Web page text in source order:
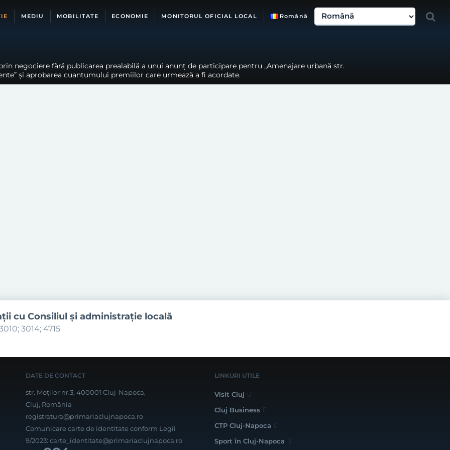
MEDIU MOBILITATE ECONOMIE MONITORUL OFICIAL LOCAL Română
negociere fără publicarea prealabilă a unui anunț de participare pentru „Amenajare urbană str.
și aprobarea cuantumului premiilor care urmează a fi acordate.
cu Consiliul şi administraţie locală
3014; 4715
DATE DE CONTACT
str. Moților nr.3, 400001 Cluj-Napoca,
Cluj, România
registratura@primariaclujnapoca.ro
Comunicare carte de identitate conform Legii
9/2023: carte_identitate@primariaclujnapoca.ro
LINKURI UTILE
Visit Cluj
Cluj Business
CTP Cluj-Napoca
Sport în Cluj-Napoca